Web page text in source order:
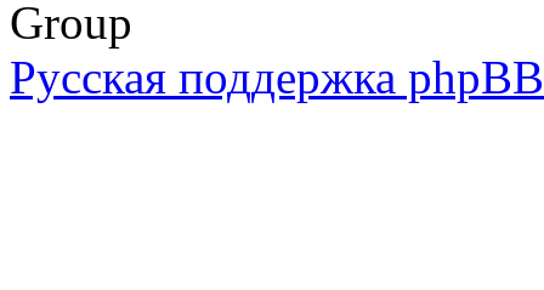
Group
Русская поддержка phpBB